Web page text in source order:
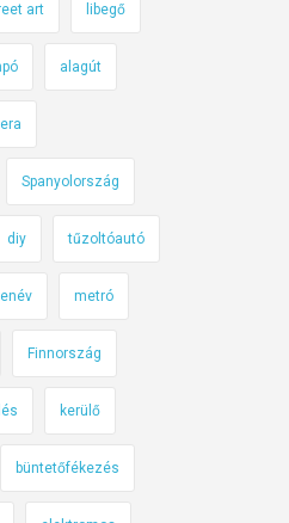
art libegő
alagút
Spanyolország
diy tűzoltóautó
metró
Finnország
kerülő
büntetőfékezés